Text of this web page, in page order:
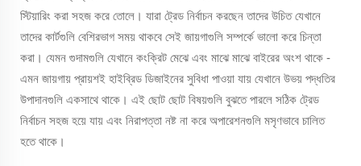
স্টিয়ারিং করা সহজ করে তোলে। যারা ট্রেড নির্বাচন করছেন তাদের উচিত যেখানে
তাদের কার্টগুলি বেশিরভাগ সময় থাকবে সেই জায়গাগুলি সম্পর্কে ভালো করে চিন্তা
করা। যেমন গুদামগুলি যেখানে কংক্রিট মেঝে এবং মাঝে মাঝে বাইরের অংশ থাকে -
এমন জায়গায় প্রায়শই হাইব্রিড ডিজাইনের সুবিধা পাওয়া যায় যেখানে উভয় পদ্ধতির
উপাদানগুলি একসাথে থাকে। এই ছোট ছোট বিষয়গুলি বুঝতে পারলে সঠিক ট্রেড
নির্বাচন সহজ হয়ে যায় এবং নিরাপত্তা নষ্ট না করে অপারেশনগুলি মসৃণভাবে চালিত
হতে থাকে।